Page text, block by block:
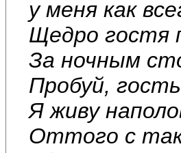
у меня как
Щедро гостя
За ночным
Пробуй,
Я живу
Оттого с